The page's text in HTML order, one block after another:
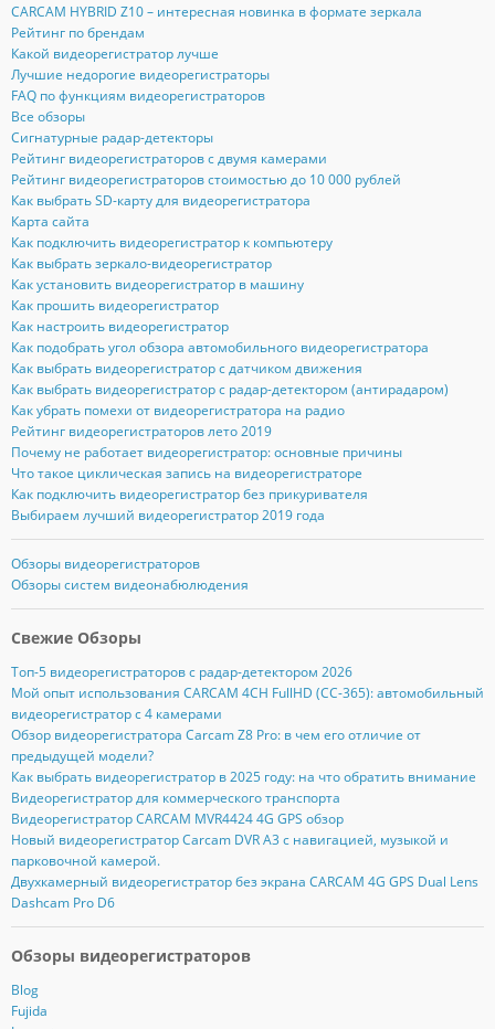
CARCAM HYBRID Z10 – интересная новинка в формате зеркала
Рейтинг по брендам
Какой видеорегистратор лучше
Лучшие недорогие видеорегистраторы
FAQ по функциям видеорегистраторов
Все обзоры
Сигнатурные радар-детекторы
Рейтинг видеорегистраторов с двумя камерами
Рейтинг видеорегистраторов стоимостью до 10 000 рублей
Как выбрать SD-карту для видеорегистратора
Карта сайта
Как подключить видеорегистратор к компьютеру
Как выбрать зеркало-видеорегистратор
Как установить видеорегистратор в машину
Как прошить видеорегистратор
Как настроить видеорегистратор
Как подобрать угол обзора автомобильного видеорегистратора
Как выбрать видеорегистратор с датчиком движения
Как выбрать видеорегистратор с радар-детектором (антирадаром)
Как убрать помехи от видеорегистратора на радио
Рейтинг видеорегистраторов лето 2019
Почему не работает видеорегистратор: основные причины
Что такое циклическая запись на видеорегистраторе
Как подключить видеорегистратор без прикуривателя
Выбираем лучший видеорегистратор 2019 года
Обзоры видеорегистраторов
Обзоры систем видеонабюлюдения
Свежие Обзоры
Топ-5 видеорегистраторов с радар-детектором 2026
Мой опыт использования CARCAM 4CH FullHD (CC-365): автомобильный
видеорегистратор с 4 камерами
Обзор видеорегистратора Carcam Z8 Pro: в чем его отличие от
предыдущей модели?
Как выбрать видеорегистратор в 2025 году: на что обратить внимание
Видеорегистратор для коммерческого транспорта
Видеорегистратор CARCAM MVR4424 4G GPS обзор
Новый видеорегистратор Carcam DVR A3 с навигацией, музыкой и
парковочной камерой.
Двухкамерный видеорегистратор без экрана CARCAM 4G GPS Dual Lens
Dashcam Pro D6
Обзоры видеорегистраторов
Blog
Fujida